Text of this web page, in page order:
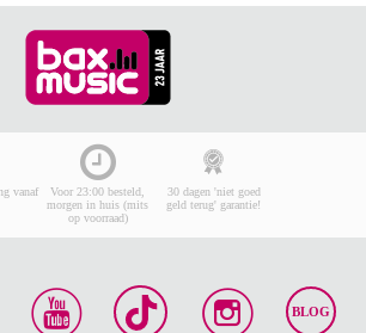
vanaf
Voor 23:00 besteld,
morgen in huis (mits
op voorraad)
30 dagen 'niet goed
geld terug' garantie!
BLOG